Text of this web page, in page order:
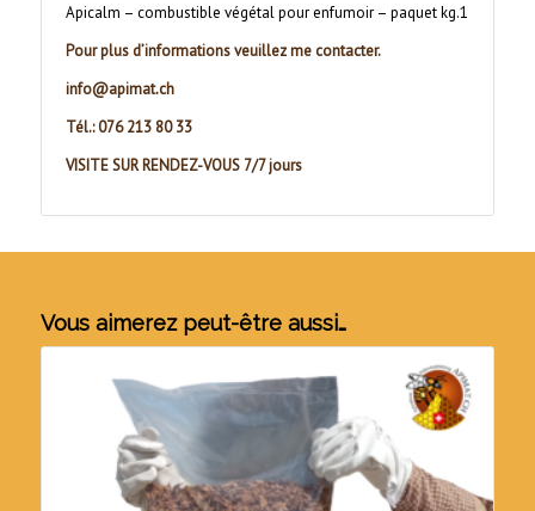
Apicalm – combustible végétal pour enfumoir – paquet kg.1
Pour plus d’informations veuillez me contacter.
info@apimat.ch
Tél.: 076 213 80 33
VISITE SUR RENDEZ-VOUS 7/7 jours
Vous aimerez peut-être aussi…